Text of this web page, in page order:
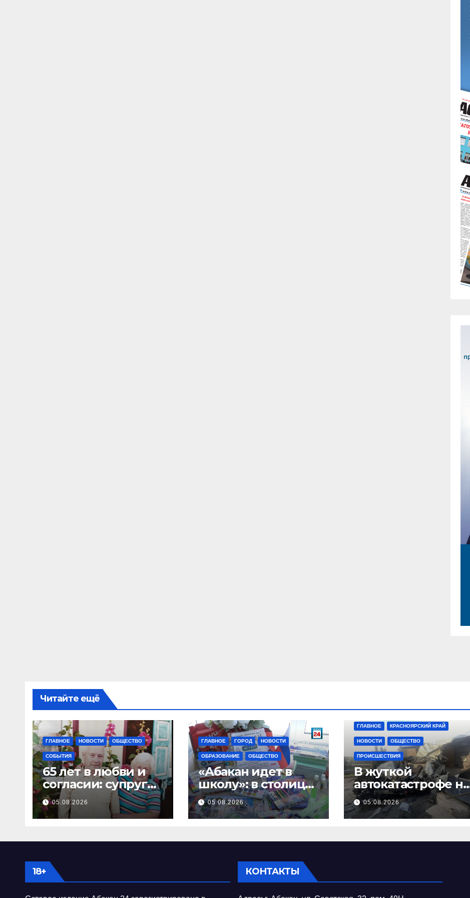
Читайте ещё
ГЛАВНОЕ НОВОСТИ ОБЩЕСТВО
СОБЫТИЯ
65 лет в любви и
согласии: супруги
Бакутины из
Абакана отметили
«железную»
05.08.2026
ГЛАВНОЕ ГОРОД НОВОСТИ
ОБРАЗОВАНИЕ ОБЩЕСТВО
«Абакан идет в
школу»: в столице
Хакасии
стартовала
ежегодная
05.08.2026
ГЛАВНОЕ КРАСНОЯРСКИЙ КРАЙ
НОВОСТИ ОБЩЕСТВО
ПРОИСШЕСТВИЯ
В жуткой
автокатастрофе на
красноярской
трассе погиб
мужчина
05.08.2026
18+ КОНТАКТЫ